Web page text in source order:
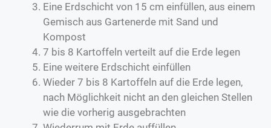
Eine Erdschicht von 15 cm einfüllen, aus einem
Gemisch aus Gartenerde mit Sand und
Kompost
7 bis 8 Kartoffeln verteilt auf die Erde legen
Eine weitere Erdschicht einfüllen
Wieder 7 bis 8 Kartoffeln auf die Erde legen,
nach Möglichkeit nicht an den gleichen Stellen
wie die vorherig ausgebrachten